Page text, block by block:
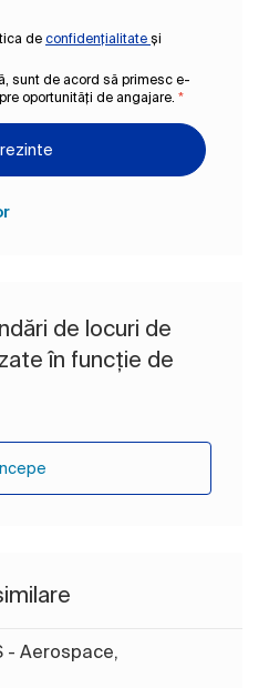
de confidențialitate și
sunt de acord să primesc e-
oportunități de angajare. *
de locuri de
în funcție de
Începe
- Aerospace,